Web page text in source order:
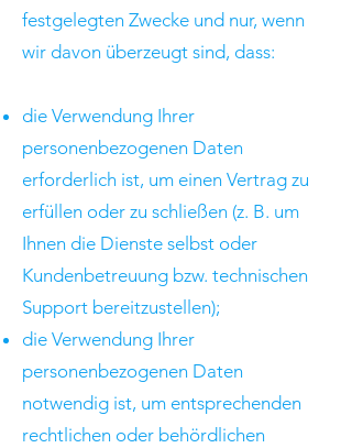
festgelegten Zwecke und nur, wenn
wir davon überzeugt sind, dass:
die Verwendung Ihrer
personenbezogenen Daten
erforderlich ist, um einen Vertrag zu
erfüllen oder zu schließen (z. B. um
Ihnen die Dienste selbst oder
Kundenbetreuung bzw. technischen
Support bereitzustellen);
die Verwendung Ihrer
personenbezogenen Daten
notwendig ist, um entsprechenden
rechtlichen oder behördlichen